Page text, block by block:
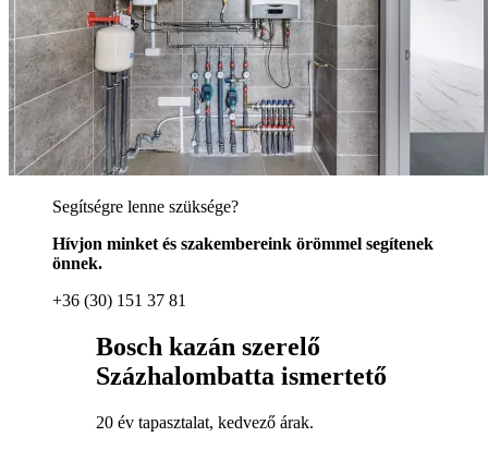
Segítségre lenne szüksége?
Hívjon minket és szakembereink örömmel segítenek
önnek.
+36 (30) 151 37 81
Bosch kazán szerelő
Százhalombatta ismertető
20 év tapasztalat, kedvező árak.